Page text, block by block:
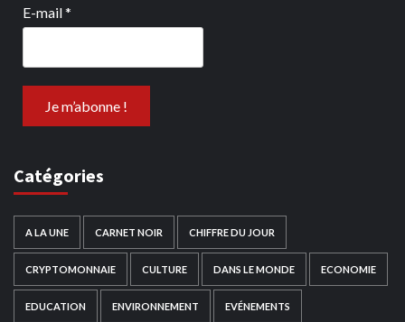
E-mail*
Catégories
A LA UNE CARNET NOIR CHIFFRE DU JOUR
CRYPTOMONNAIE CULTURE DANS LE MONDE ECONOMIE
EDUCATION ENVIRONNEMENT EVÉNEMENTS